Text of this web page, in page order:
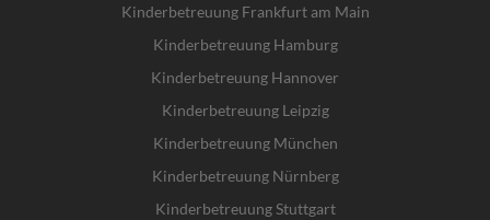
Kinderbetreuung Frankfurt am Main
Kinderbetreuung Hamburg
Kinderbetreuung Hannover
Kinderbetreuung Leipzig
Kinderbetreuung München
Kinderbetreuung Nürnberg
Kinderbetreuung Stuttgart